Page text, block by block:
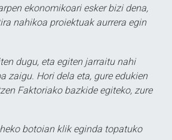
ekonomikoari esker bizi dena,
nahikoa proiektuak aurrera egin
dugu, eta egiten jarraitu nahi
zaigu. Hori dela eta, gure edukien
Faktoriako bazkide egiteko, zure
botoian klik eginda topatuko